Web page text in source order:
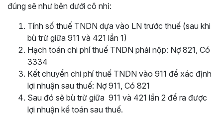
đúng sẽ như bên dưới cô nhỉ:
Tính số thuế TNDN dựa vào LN trước thuế (sau khi
bù trừ giữa 911 và 421 lần 1)
Hạch toán chi phí thuế TNDN phải nộp: Nợ 821, Có
3334
Kết chuyển chi phí thuế TNDN vào 911 để xác định
lợi nhuận sau thuế: Nợ 911, Có 821
Sau đó sẽ bù trừ giữa 911 và 421 lần 2 để ra được
lợi nhuận kế toán sau thuế.